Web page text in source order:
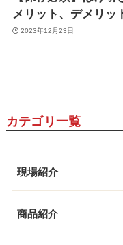
メリット、デメリッ
2023年12月23日
カテゴリ一覧
現場紹介
商品紹介